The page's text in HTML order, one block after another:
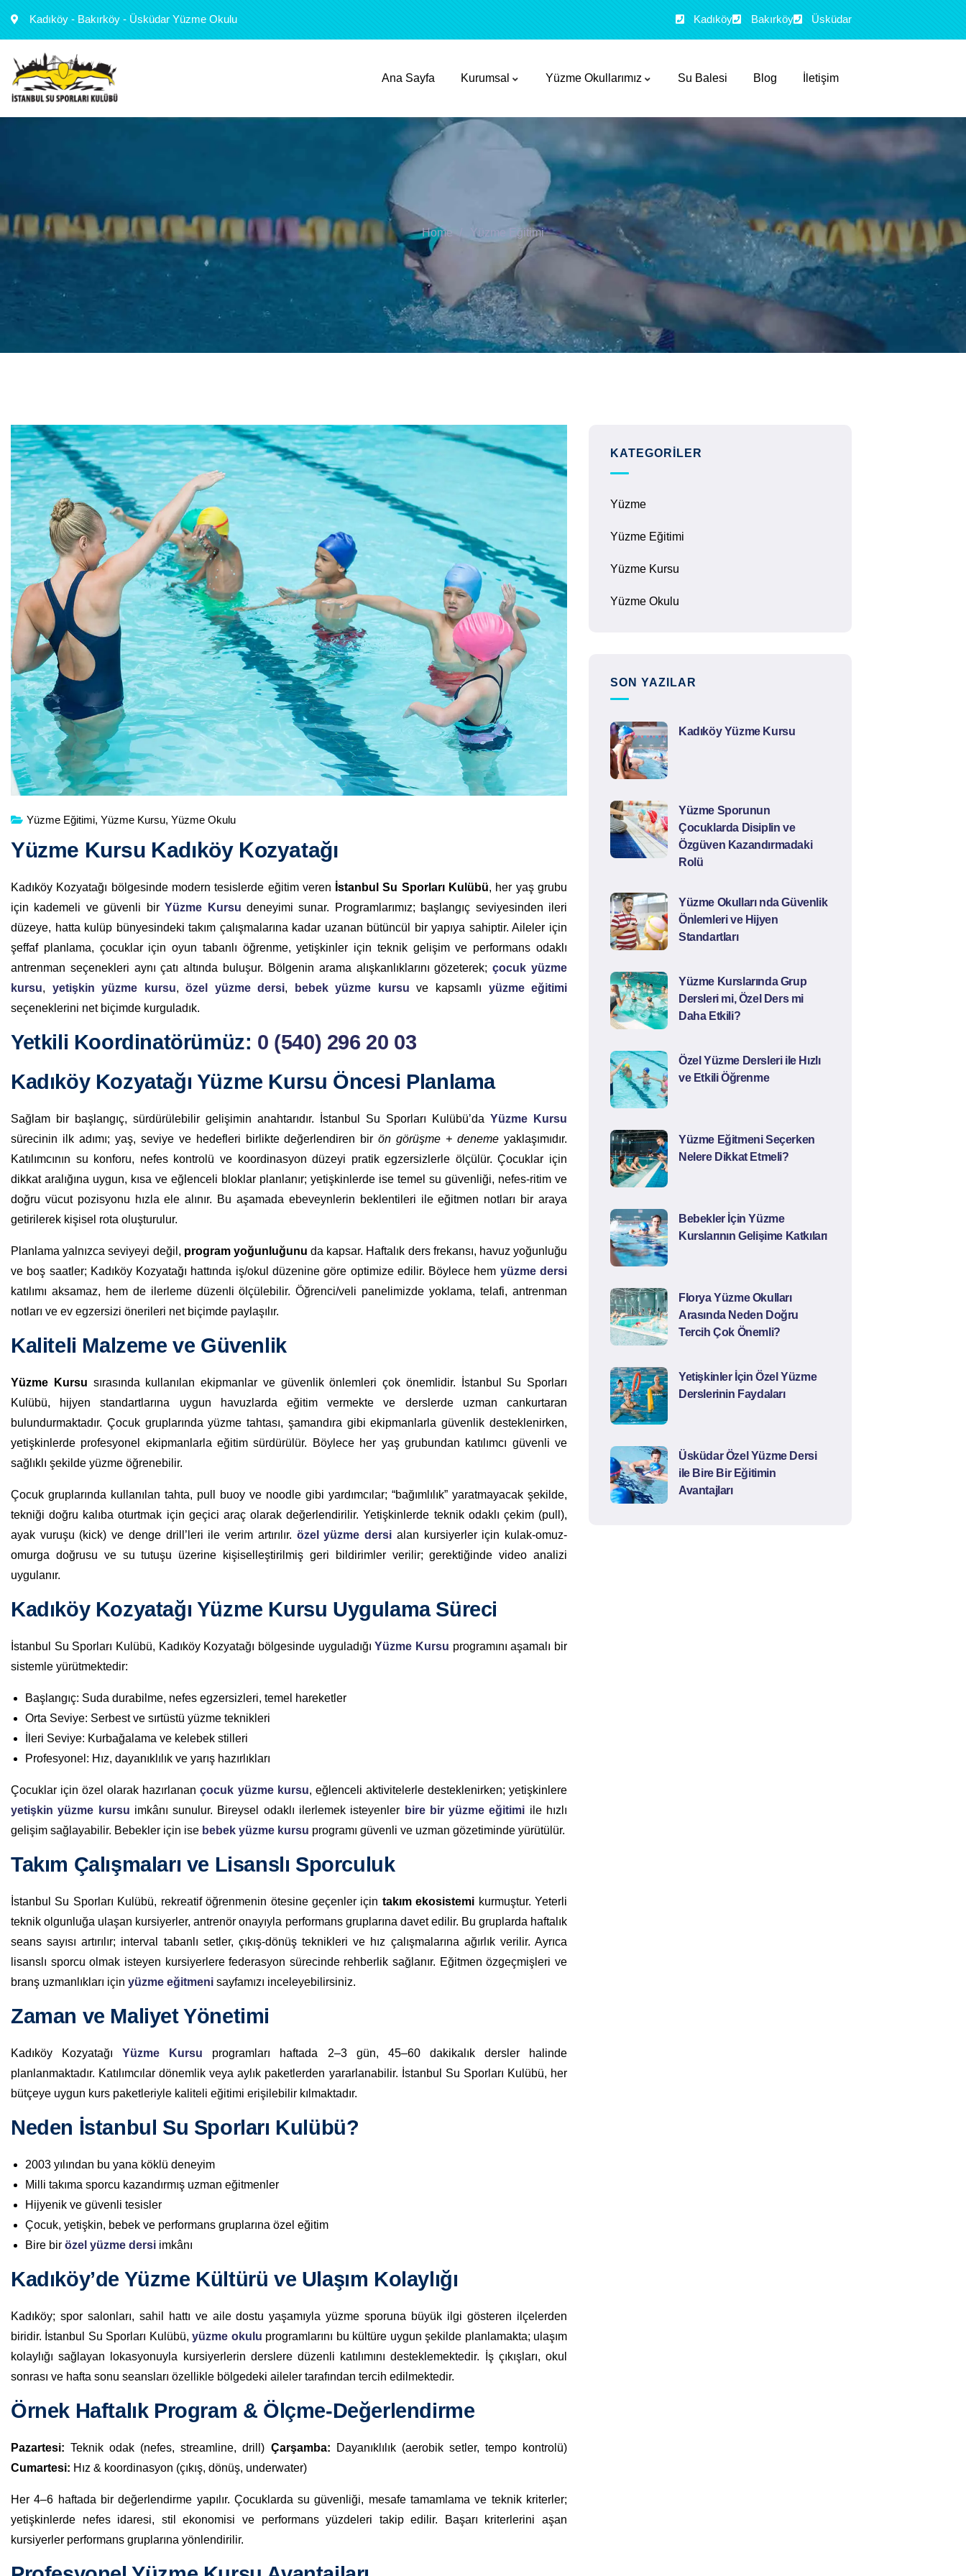
Kadıköy - Bakırköy - Üsküdar Yüzme Okulu Kadıköy Bakırköy Üsküdar
Ana Sayfa Kurumsal Yüzme Okullarımız Su Balesi Blog İletişim
Home Yüzme Eğitimi
Yüzme Eğitimi, Yüzme Kursu, Yüzme Okulu
Yüzme Kursu Kadıköy Kozyatağı
Kadıköy Kozyatağı bölgesinde modern tesislerde eğitim veren İstanbul Su Sporları Kulübü, her yaş grubu
için kademeli ve güvenli birYüzme Kursu deneyimi sunar. Programlarımız; başlangıç seviyesinden ileri
düzeye, hatta kulüp bünyesindeki takım çalışmalarına kadar uzanan bütüncül bir yapıya sahiptir. Aileler için
şeffaf planlama, çocuklar için oyun tabanlı öğrenme, yetişkinler için teknik gelişim ve performans odaklı
antrenman seçenekleri aynı çatı altında buluşur. Bölgenin arama alışkanlıklarını gözeterek;çocuk yüzme
kursu, yetişkin yüzme kursu,özel yüzme dersi, bebek yüzme kursu ve kapsamlı yüzme eğitimi
seçeneklerini net biçimde kurguladık.
Yetkili Koordinatörümüz: 0 (540) 296 20 03
Kadıköy Kozyatağı Yüzme Kursu Öncesi Planlama
Sağlam bir başlangıç, sürdürülebilir gelişimin anahtarıdır. İstanbul Su Sporları Kulübü’da Yüzme Kursu
sürecinin ilk adımı; yaş, seviye ve hedefleri birlikte değerlendiren birön görüşme + deneme yaklaşımıdır.
Katılımcının su konforu, nefes kontrolü ve koordinasyon düzeyi pratik egzersizlerle ölçülür. Çocuklar için
dikkat aralığına uygun, kısa ve eğlenceli bloklar planlanır; yetişkinlerde ise temel su güvenliği, nefes-ritim ve
doğru vücut pozisyonu hızla ele alınır. Bu aşamada ebeveynlerin beklentileri ile eğitmen notları bir araya
getirilerek kişisel rota oluşturulur.
Planlama yalnızca seviyeyi değil, program yoğunluğunu da kapsar. Haftalık ders frekansı, havuz yoğunluğu
ve boş saatler; Kadıköy Kozyatağı hattında iş/okul düzenine göre optimize edilir. Böylece hem yüzme dersi
katılımı aksamaz, hem de ilerleme düzenli ölçülebilir. Öğrenci/veli panelimizde yoklama, telafi, antrenman
notları ve ev egzersizi önerileri net biçimde paylaşılır.
Kaliteli Malzeme ve Güvenlik
Yüzme Kursu sırasında kullanılan ekipmanlar ve güvenlik önlemleri çok önemlidir. İstanbul Su Sporları
Kulübü, hijyen standartlarına uygun havuzlarda eğitim vermekte ve derslerde uzman cankurtaran
bulundurmaktadır. Çocuk gruplarında yüzme tahtası, şamandıra gibi ekipmanlarla güvenlik desteklenirken,
yetişkinlerde profesyonel ekipmanlarla eğitim sürdürülür. Böylece her yaş grubundan katılımcı güvenli ve
sağlıklı şekilde yüzme öğrenebilir.
Çocuk gruplarında kullanılan tahta, pull buoy ve noodle gibi yardımcılar; “bağımlılık” yaratmayacak şekilde,
tekniği doğru kalıba oturtmak için geçici araç olarak değerlendirilir. Yetişkinlerde teknik odaklı çekim (pull),
ayak vuruşu (kick) ve denge drill’leri ile verim artırılır. özel yüzme dersi alan kursiyerler için kulak-omuz-
omurga doğrusu ve su tutuşu üzerine kişiselleştirilmiş geri bildirimler verilir; gerektiğinde video analizi
uygulanır.
Kadıköy Kozyatağı Yüzme Kursu Uygulama Süreci
İstanbul Su Sporları Kulübü, Kadıköy Kozyatağı bölgesinde uyguladığıYüzme Kursu programını aşamalı bir
sistemle yürütmektedir:
Başlangıç: Suda durabilme, nefes egzersizleri, temel hareketler
Orta Seviye: Serbest ve sırtüstü yüzme teknikleri
İleri Seviye: Kurbağalama ve kelebek stilleri
Profesyonel: Hız, dayanıklılık ve yarış hazırlıkları
Çocuklar için özel olarak hazırlanançocuk yüzme kursu, eğlenceli aktivitelerle desteklenirken; yetişkinlere
yetişkin yüzme kursu imkânı sunulur. Bireysel odaklı ilerlemek isteyenler bire bir yüzme eğitimi ile hızlı
gelişim sağlayabilir. Bebekler için ise bebek yüzme kursu programı güvenli ve uzman gözetiminde yürütülür.
Takım Çalışmaları ve Lisanslı Sporculuk
İstanbul Su Sporları Kulübü, rekreatif öğrenmenin ötesine geçenler için takım ekosistemi kurmuştur. Yeterli
teknik olgunluğa ulaşan kursiyerler, antrenör onayıyla performans gruplarına davet edilir. Bu gruplarda haftalık
seans sayısı artırılır; interval tabanlı setler, çıkış-dönüş teknikleri ve hız çalışmalarına ağırlık verilir. Ayrıca
lisanslı sporcu olmak isteyen kursiyerlere federasyon sürecinde rehberlik sağlanır. Eğitmen özgeçmişleri ve
branş uzmanlıkları için yüzme eğitmeni sayfamızı inceleyebilirsiniz.
Zaman ve Maliyet Yönetimi
Kadıköy KozyatağıYüzme Kursu programları haftada 2–3 gün, 45–60 dakikalık dersler halinde
planlanmaktadır. Katılımcılar dönemlik veya aylık paketlerden yararlanabilir. İstanbul Su Sporları Kulübü, her
bütçeye uygun kurs paketleriyle kaliteli eğitimi erişilebilir kılmaktadır.
Neden İstanbul Su Sporları Kulübü?
2003 yılından bu yana köklü deneyim
Milli takıma sporcu kazandırmış uzman eğitmenler
Hijyenik ve güvenli tesisler
Çocuk, yetişkin, bebek ve performans gruplarına özel eğitim
Bire bir özel yüzme dersi imkânı
Kadıköy’de Yüzme Kültürü ve Ulaşım Kolaylığı
Kadıköy; spor salonları, sahil hattı ve aile dostu yaşamıyla yüzme sporuna büyük ilgi gösteren ilçelerden
biridir. İstanbul Su Sporları Kulübü,yüzme okulu programlarını bu kültüre uygun şekilde planlamakta; ulaşım
kolaylığı sağlayan lokasyonuyla kursiyerlerin derslere düzenli katılımını desteklemektedir. İş çıkışları, okul
sonrası ve hafta sonu seansları özellikle bölgedeki aileler tarafından tercih edilmektedir.
Örnek Haftalık Program & Ölçme-Değerlendirme
Pazartesi: Teknik odak (nefes, streamline, drill) Çarşamba: Dayanıklılık (aerobik setler, tempo kontrolü)
Cumartesi: Hız & koordinasyon (çıkış, dönüş, underwater)
Her 4–6 haftada bir değerlendirme yapılır. Çocuklarda su güvenliği, mesafe tamamlama ve teknik kriterler;
yetişkinlerde nefes idaresi, stil ekonomisi ve performans yüzdeleri takip edilir. Başarı kriterlerini aşan
kursiyerler performans gruplarına yönlendirilir.
KATEGORILER
Yüzme
Yüzme Eğitimi
Yüzme Kursu
Yüzme Okulu
SON YAZILAR
Kadıköy Yüzme Kursu
Yüzme Sporunun
Çocuklarda Disiplin ve
Özgüven Kazandırmadaki
Rolü
Yüzme Okulları nda Güvenlik
Önlemleri ve Hijyen
Standartları
Yüzme Kurslarında Grup
Dersleri mi, Özel Ders mi
Daha Etkili?
Özel Yüzme Dersleri ile Hızlı
ve Etkili Öğrenme
Yüzme Eğitmeni Seçerken
Nelere Dikkat Etmeli?
Bebekler İçin Yüzme
Kurslarının Gelişime Katkıları
Florya Yüzme Okulları
Arasında Neden Doğru
Tercih Çok Önemli?
Yetişkinler İçin Özel Yüzme
Derslerinin Faydaları
Üsküdar Özel Yüzme Dersi
ile Bire Bir Eğitimin
Avantajları